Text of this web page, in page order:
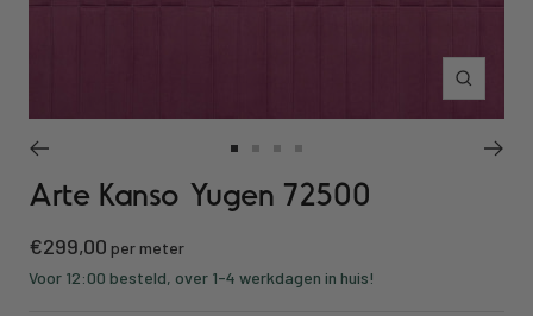
Inzoomen
naar
slide
naar naarnaar
Arte Kanso Yugen 72500
Kortings
prijs
€299,00 per meter
Voor 12:00 besteld, over 1-4 werkdagen in huis!